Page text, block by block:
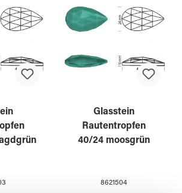
Glasstein
Rautentropfen
40/24 moosgrün
8621504